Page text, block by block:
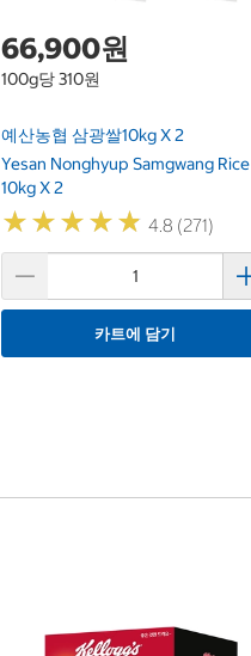
66,900원
100g당 310원
예산농협 삼광쌀10kg X 2
Yesan Nonghyup Samgwang Rice
10kg X 2
★★★★★
★★★★★ 4.8 (271)
카트에 담기